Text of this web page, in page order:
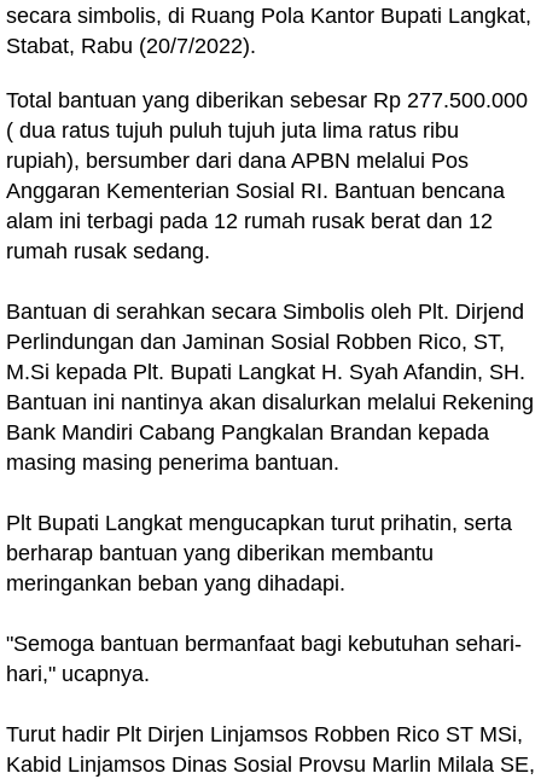
secara simbolis, di Ruang Pola Kantor Bupati Langkat,
Stabat, Rabu (20/7/2022).
Total bantuan yang diberikan sebesar Rp 277.500.000
( dua ratus tujuh puluh tujuh juta lima ratus ribu
rupiah), bersumber dari dana APBN melalui Pos
Anggaran Kementerian Sosial RI. Bantuan bencana
alam ini terbagi pada 12 rumah rusak berat dan 12
rumah rusak sedang.
Bantuan di serahkan secara Simbolis oleh Plt. Dirjend
Perlindungan dan Jaminan Sosial Robben Rico, ST,
M.Si kepada Plt. Bupati Langkat H. Syah Afandin, SH.
Bantuan ini nantinya akan disalurkan melalui Rekening
Bank Mandiri Cabang Pangkalan Brandan kepada
masing masing penerima bantuan.
Plt Bupati Langkat mengucapkan turut prihatin, serta
berharap bantuan yang diberikan membantu
meringankan beban yang dihadapi.
"Semoga bantuan bermanfaat bagi kebutuhan sehari-
hari," ucapnya.
Turut hadir Plt Dirjen Linjamsos Robben Rico ST MSi,
Kabid Linjamsos Dinas Sosial Provsu Marlin Milala SE,